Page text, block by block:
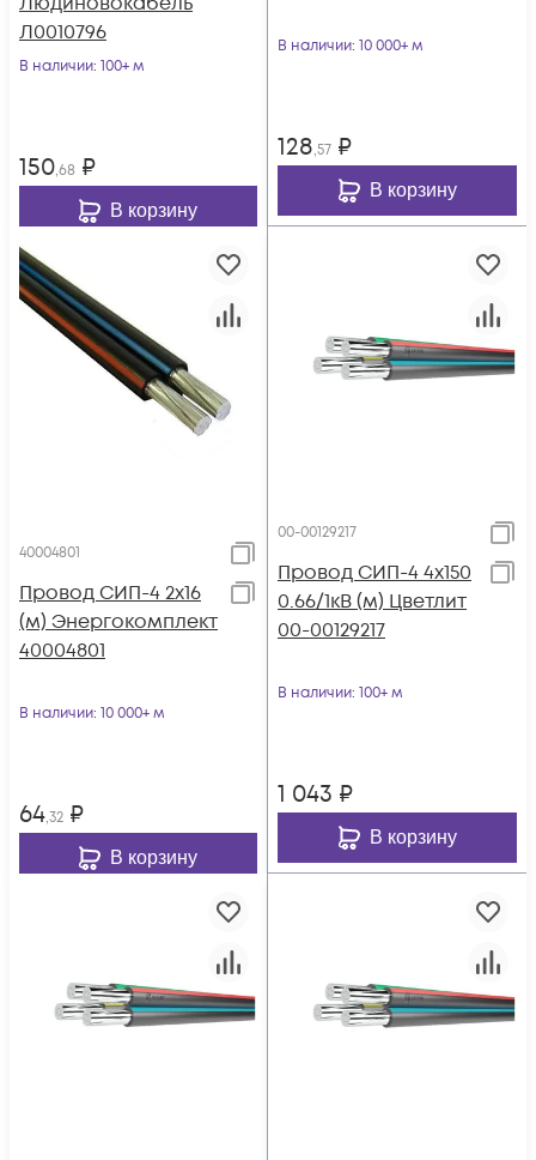
Л0010796
В наличии: 100+ м
150,68 ₽
В корзину
В наличии: 10 000+ м
128,57 ₽
В корзину
40004801
Провод СИП-4 2х16
(м) Энергокомплект
40004801
В наличии: 10 000+ м
64,32 ₽
В корзину
00-00129217
Провод СИП-4 4х150
0.66/1кВ (м) Цветлит
00-00129217
В наличии: 100+ м
1 043 ₽
В корзину